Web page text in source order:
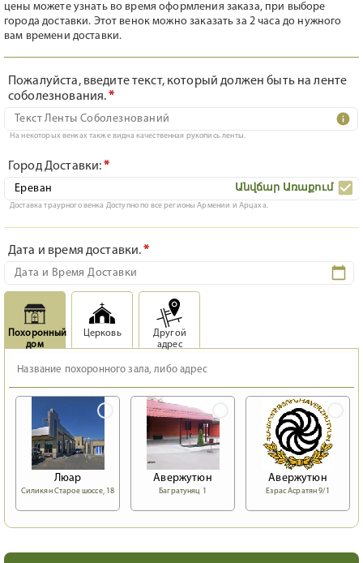
цены можете узнать во время оформления заказа, при выборе
города доставки. Этот венок можно заказать за 2 часа до нужного
вам времени доставки.
Пожалуйста, введите текст, который должен быть на ленте
соболезнования.*
На некоторых венках также видна качественная рукопись ленты.
Город Доставки:*
Անվճար Առաքում
Доставка траурного венка Доступно по все регионы Армении и Арцаха.
Дата и время доставки.*
Похоронный
дом
Церковь
Другой
адрес
Люар
Силикян Старое шоссе, 18
Авержутюн
Багратуняц 1
Авержутюн
Езрас Асратян 9/1